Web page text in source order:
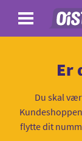
Er
Du skal
flytte dit